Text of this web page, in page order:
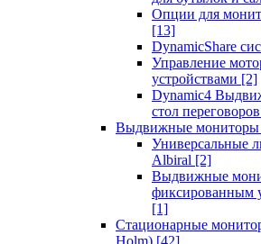
Опции для
[13]
DynamicShare
Управление
устройствами [2]
Dynamic4
стол переговоров
Выдвижные мониторы
Универсальные
Albiral [2]
Выдвижные
фиксированным
[1]
Стационарные
Holm) [42]